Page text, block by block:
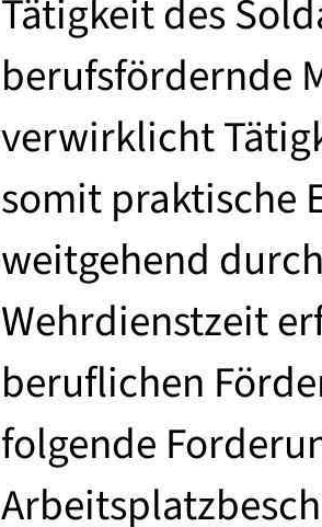
Tätigkeit des
berufsfördernde
verwirklicht
somit praktische
weitgehend
Wehrdienstzeit
beruflichen
folgende